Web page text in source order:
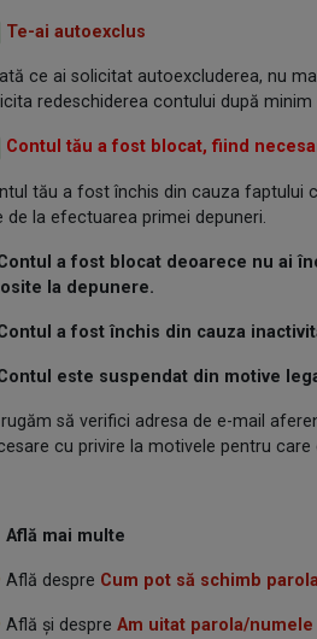
Te-ai autoexclus
ce ai solicitat autoexcluderea, nu
redeschiderea contului după
Contul tău a fost blocat, fiind
tău a fost închis din cauza faptului
de la efectuarea primei depuneri.
a fost blocat deoarece nu ai
la depunere.
a fost închis din cauza
este suspendat din motive
să verifici adresa de e-mail
cu privire la motivele pentru
Află mai
Află despre Cum pot să schimb
Află și despre Am uitat parola/